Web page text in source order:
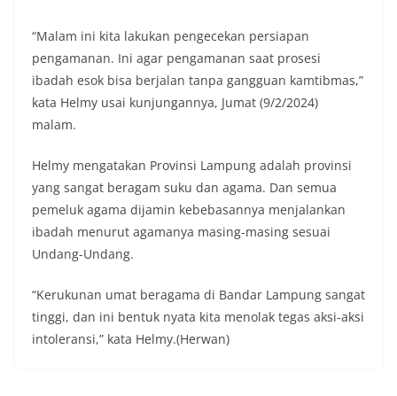
“Malam ini kita lakukan pengecekan persiapan
pengamanan. Ini agar pengamanan saat prosesi
ibadah esok bisa berjalan tanpa gangguan kamtibmas,”
kata Helmy usai kunjungannya, Jumat (9/2/2024)
malam.
Helmy mengatakan Provinsi Lampung adalah provinsi
yang sangat beragam suku dan agama. Dan semua
pemeluk agama dijamin kebebasannya menjalankan
ibadah menurut agamanya masing-masing sesuai
Undang-Undang.
“Kerukunan umat beragama di Bandar Lampung sangat
tinggi, dan ini bentuk nyata kita menolak tegas aksi-aksi
intoleransi,” kata Helmy.(Herwan)